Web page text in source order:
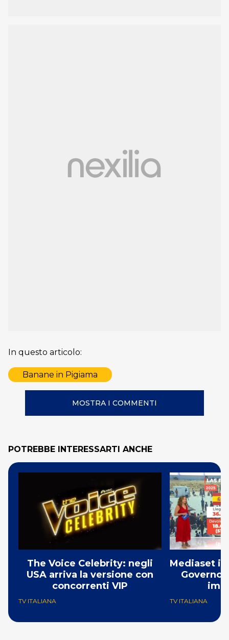
In questo articolo:
Banane in Pigiama
MOSTRA I COMMENTI
POTREBBE INTERESSARTI ANCHE
The Voice Celebrity: negli
USA arriva la versione con
concorrenti VIP
TV ITALIANA
Mediaset
Governo
TV ITALIANA